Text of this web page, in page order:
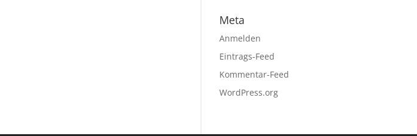
Meta
Anmelden
Eintrags-Feed
Kommentar-Feed
WordPress.org